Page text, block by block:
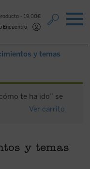
19,00€
Encuentro
y temas
te ha ido” se
Ver carrito
y temas